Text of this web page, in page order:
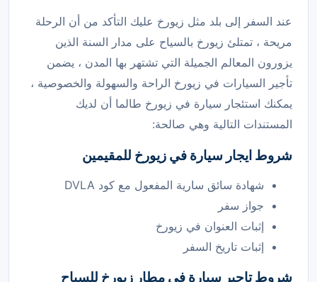
عند السفر إلى بلد مثل زيورخ عليك التأكد من أن الرحلة
مريحة ، تمتلئ زيورخ بالسياح على مدار السنة الذين
يزورون المعالم الجميلة التي تشتهر بها المدن ، يضمن
تأجير السيارات في زيورخ الراحة والسهولة والخصوصية ،
يمكنك استئجار سيارة في زيورخ طالما أن لديك
المستندات التالية وهي صالحة:
شروط ايجار سيارة في زيورخ للمقيمين
شهادة سائق سارية المفعول مع كود DVLA
جواز سفر
إثبات العنوان في زيورخ
إثبات تاريخ السفر
شروطتاجير سيارة في مطار زيورخ للسياح